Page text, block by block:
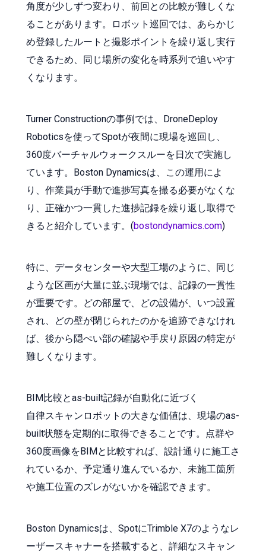
角度が少しずつ変わり、前回との比較が難しくな
ることがあります。ロボット巡回では、あらかじ
め登録したルートと撮影ポイントを繰り返し実行
できるため、同じ場所の変化を時系列で追いやす
くなります。
Turner Constructionの事例では、DroneDeploy
Roboticsを使ってSpotが夜間に現場を巡回し、
360度バーチャルウォークスルーを日次で実施し
ています。Boston Dynamicsは、この運用によ
り、作業員が手動で進捗写真を撮る必要がなくな
り、正確かつ一貫した進捗記録を繰り返し取得で
きると紹介しています。(bostondynamics.com)
特に、データセンターや大型工場のように、同じ
ような区画が大量に並ぶ現場では、記録の一貫性
が重要です。どの部屋で、どの設備が、いつ設置
され、どの壁が閉じられたのかを追跡できなけれ
ば、後から隠ぺい部の確認や手戻り原因の特定が
難しくなります。
BIM比較とas-built記録が自動化に近づく
自律スキャンロボットの大きな価値は、現場のas-
built状態を定期的に取得できることです。点群や
360度画像をBIMと比較すれば、設計通りに施工さ
れているか、予定通り進んでいるか、未施工箇所
や施工位置のズレがないかを確認できます。
Boston Dynamicsは、SpotにTrimble X7のようなレ
ーザースキャナーを搭載すると、詳細なスキャン